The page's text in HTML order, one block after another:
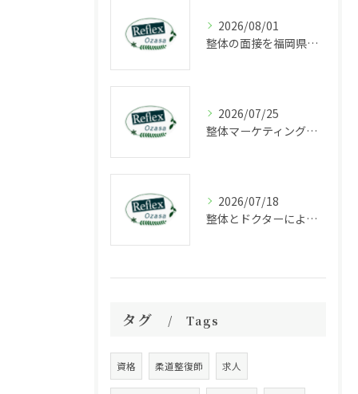
2026/08/01
整体の面接を福岡県福岡市中央区長浜で受ける際に知っておきたいポイントと選考の流れ
2026/07/25
整体マーケティングの成功法則と集客力を高める最新戦略解説
2026/07/18
整体とドクターによる福岡県福岡市中央区大宮で受ける根本改善アプローチ徹底ガイド
タグ Tags
資格 柔道整復師 求人